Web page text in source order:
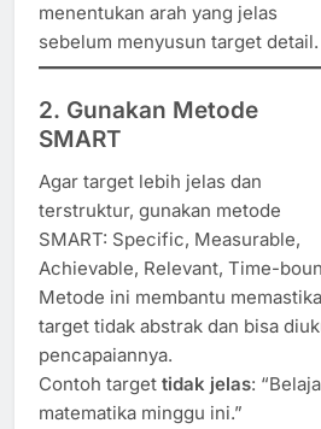
menentukan arah yang jelas
sebelum menyusun target detail.
2. Gunakan Metode
SMART
Agar target lebih jelas dan
terstruktur, gunakan metode
SMART: Specific, Measurable,
Achievable, Relevant, Time-
Metode ini membantu
target tidak abstrak dan bisa
pencapaiannya.
Contoh target tidak jelas:
matematika minggu ini.”